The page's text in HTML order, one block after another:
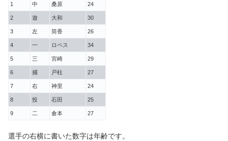
1 中 桑原 24
2 遊 大和 30
3 左 筒香 26
4 一 ロペス 34
5 三 宮崎 29
6 捕 戸柱 27
7 右 神里 24
8 投 石田 25
9 二 倉本 27
選手の右横に書いた数字は年齢です。